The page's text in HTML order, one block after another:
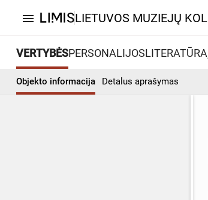
menu LIETUVOS MUZIEJŲ
VERTYBĖSPERSONALIJOS
Objekto informacija Detalus aprašymas